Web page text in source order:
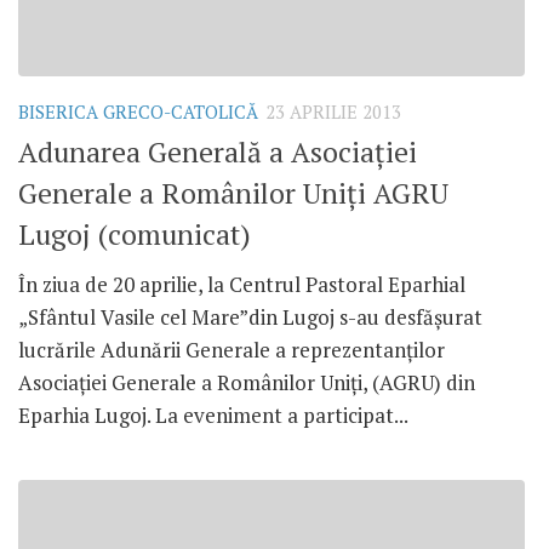
BISERICA GRECO-CATOLICĂ 23 APRILIE 2013
Adunarea Generală a Asociaţiei
Generale a Românilor Uniţi AGRU
Lugoj (comunicat)
În ziua de 20 aprilie, la Centrul Pastoral Eparhial
„Sfântul Vasile cel Mare”din Lugoj s-au desfăşurat
lucrările Adunării Generale a reprezentanţilor
Asociaţiei Generale a Românilor Uniţi, (AGRU) din
Eparhia Lugoj. La eveniment a participat...